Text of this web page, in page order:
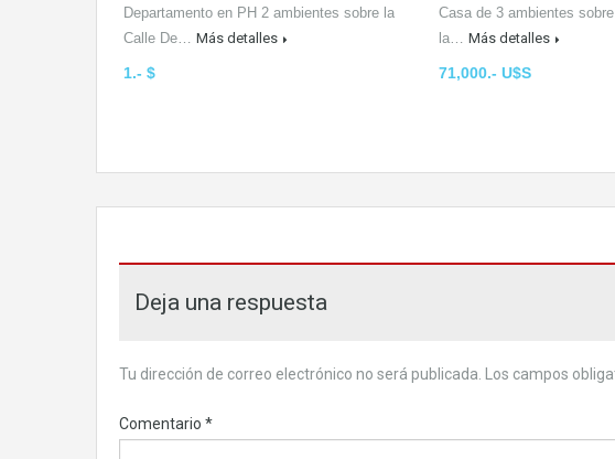
Departamento en PH 2 ambientes sobre la
Calle De… Más detalles
1.- $
Casa de 3 ambientes
la… Más detalles
71,000.- U$S
Deja una respuesta
Tu dirección de correo electrónico no será publicada. Los campos
Comentario *